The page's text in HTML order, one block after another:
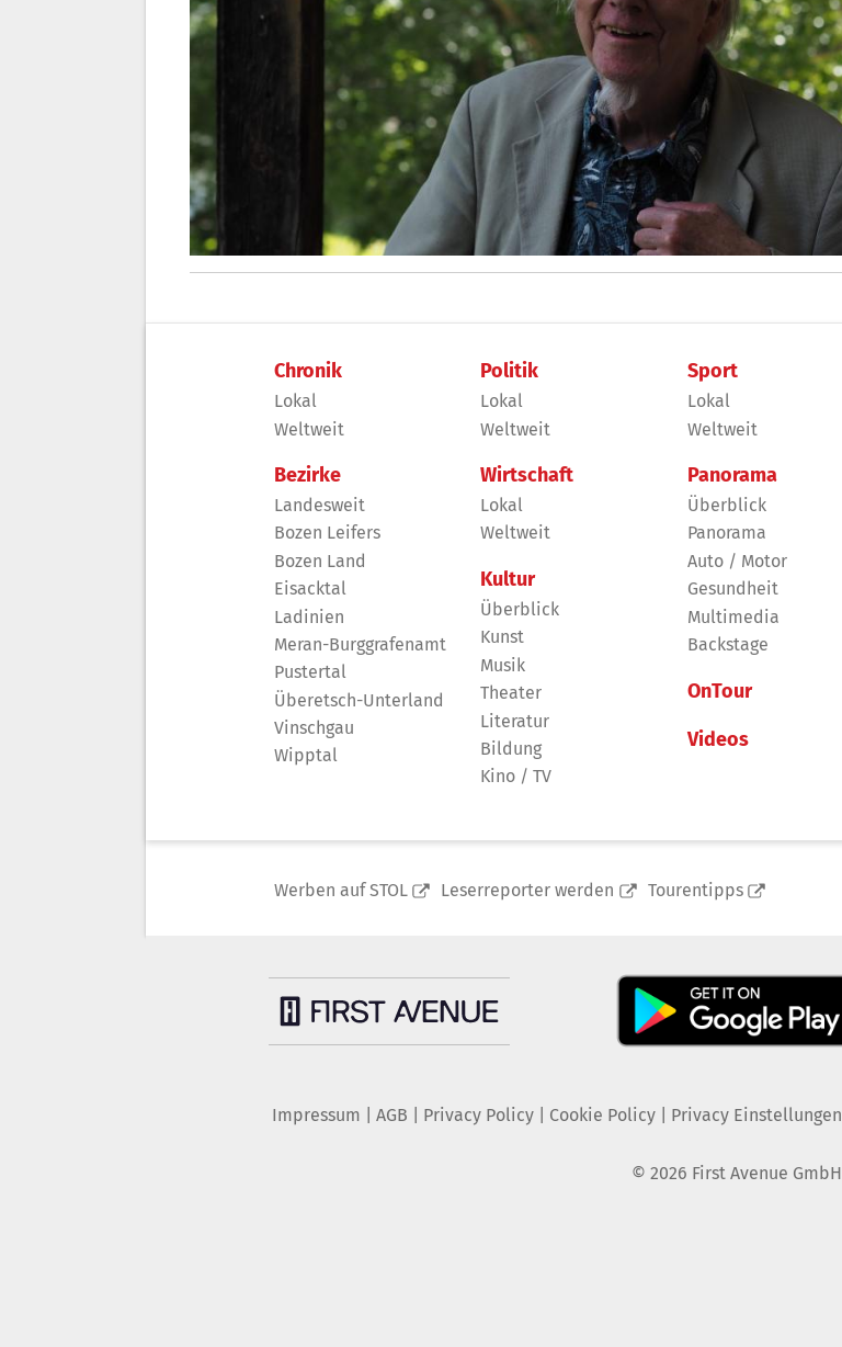
Chronik
Lokal
Weltweit
Bezirke
Landesweit
Bozen Leifers
Bozen Land
Eisacktal
Ladinien
Meran-Burggrafenamt
Pustertal
Überetsch-Unterland
Vinschgau
Wipptal
Politik
Lokal
Weltweit
Wirtschaft
Lokal
Weltweit
Kultur
Überblick
Kunst
Musik
Theater
Literatur
Bildung
Kino / TV
Sport
Lokal
Weltweit
Panorama
Überblick
Panorama
Auto / Motor
Gesundheit
Multimedia
Backstage
OnTour
Videos
Werben auf STOL Leserreporter werden Tourentipps
Impressum AGB Privacy Policy| Cookie Policy| Privacy Einstellungen
© 2026 First Avenue GmbH